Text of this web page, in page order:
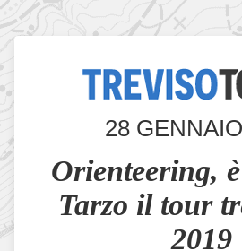
28
Orienteering,
Tarzo il tour
2019